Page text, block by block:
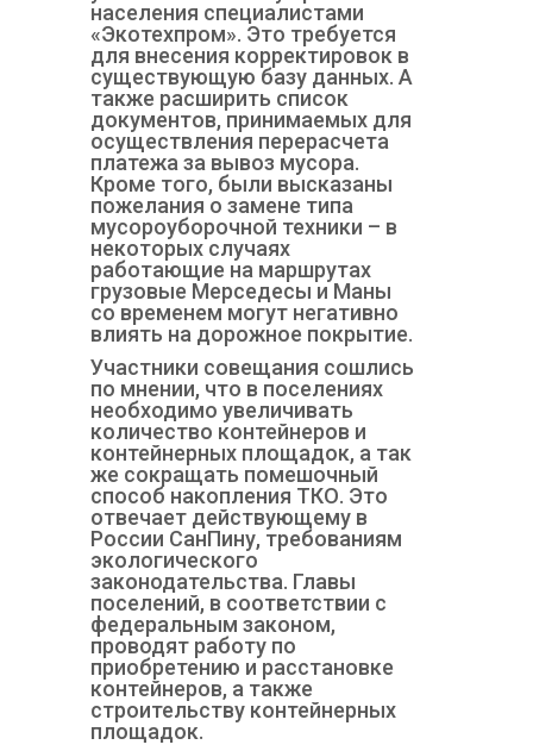
населения специалистами
«Экотехпром». Это требуется
для внесения корректировок в
существующую базу данных. А
также расширить список
документов, принимаемых для
осуществления перерасчета
платежа за вывоз мусора.
Кроме того, были высказаны
пожелания о замене типа
мусороуборочной техники – в
некоторых случаях
работающие на маршрутах
грузовые Мерседесы и Маны
со временем могут негативно
влиять на дорожное покрытие.
Участники совещания сошлись
по мнении, что в поселениях
необходимо увеличивать
количество контейнеров и
контейнерных площадок, а так
же сокращать помешочный
способ накопления ТКО. Это
отвечает действующему в
России СанПину, требованиям
экологического
законодательства. Главы
поселений, в соответствии с
федеральным законом,
проводят работу по
приобретению и расстановке
контейнеров, а также
строительству контейнерных
площадок.